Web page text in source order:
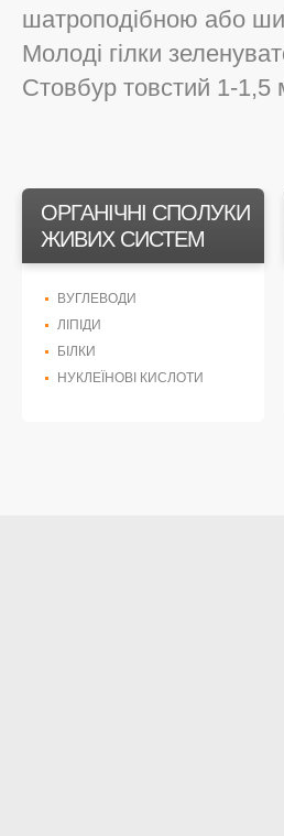
шатроподібною або
Молоді гілки
Стовбур товстий 1-1,5
ОРГАНІЧНІ СПОЛУКИ
ЖИВИХ СИСТЕМ
ВУГЛЕВОДИ
ЛІПІДИ
БІЛКИ
НУКЛЕЇНОВІ КИСЛОТИ